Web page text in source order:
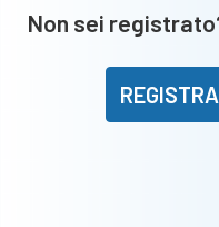
Non sei